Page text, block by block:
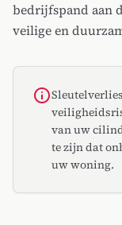
bedrijfspand aan
veilige en
info
van uw
te zijn dat
uw woning.